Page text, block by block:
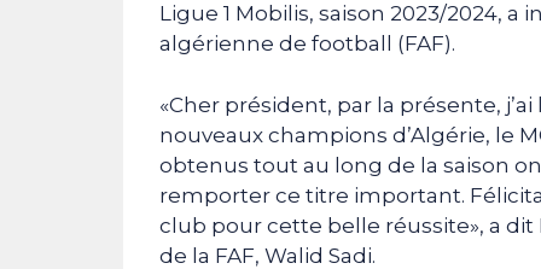
Ligue 1 Mobilis, saison 2023/2024,
algérienne de football (FAF).
«Cher président, par la présente,
nouveaux champions d’Algérie, le
obtenus tout au long de la saison
remporter ce titre important.
club pour cette belle réussite», a
de la FAF, Walid Sadi.